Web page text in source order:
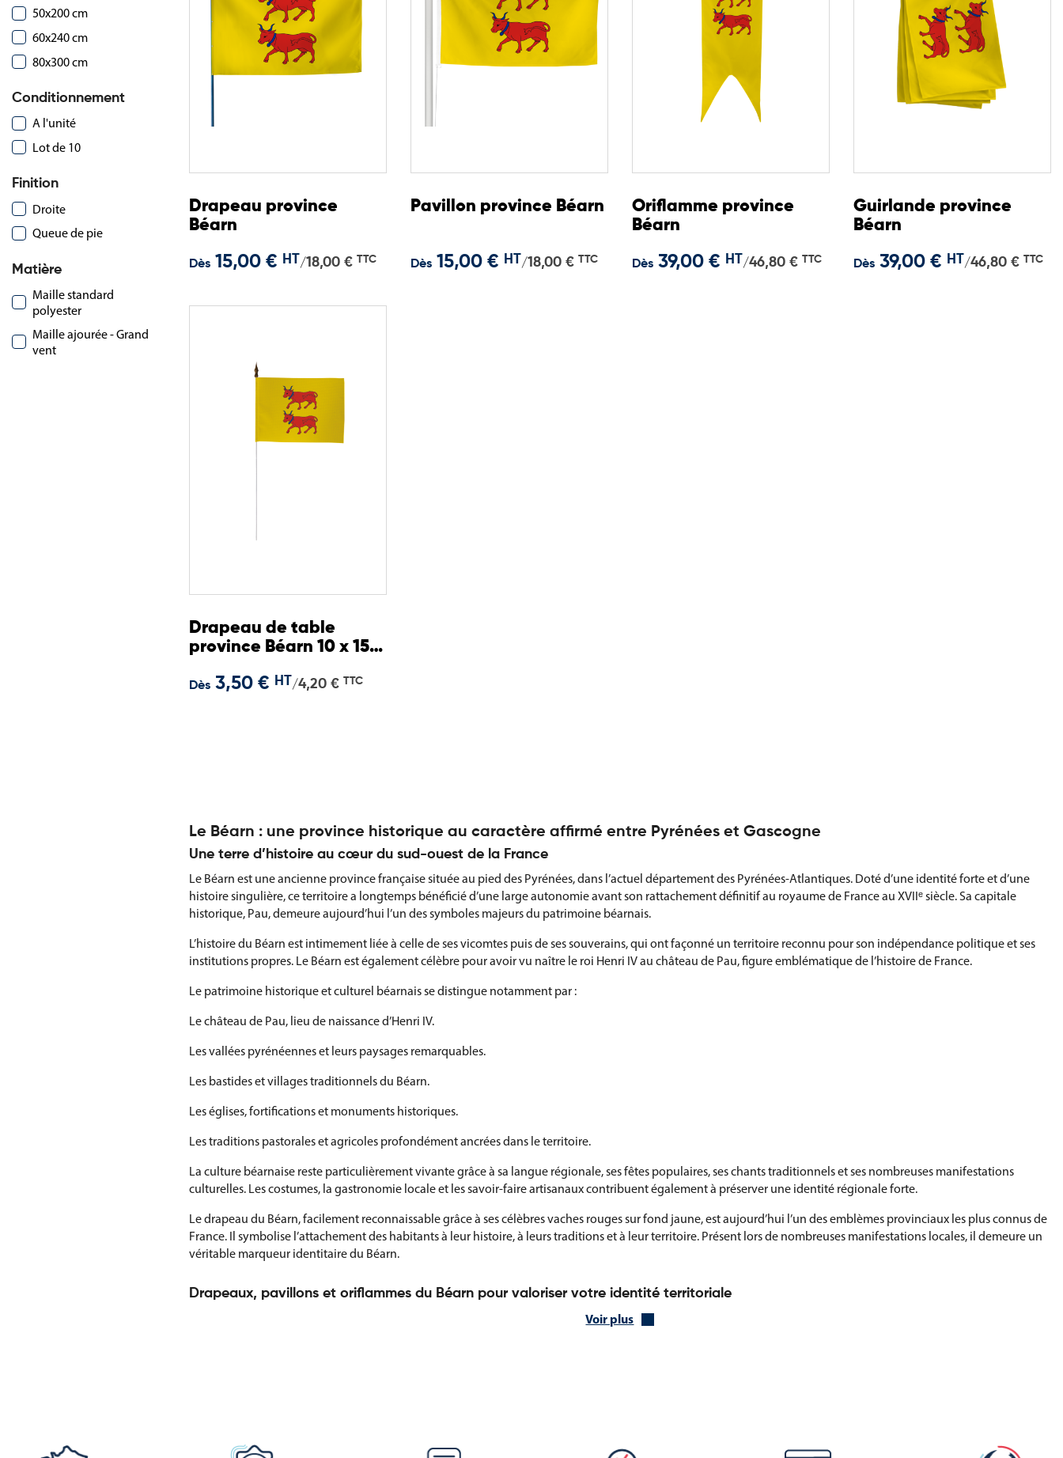
50x200 cm
60x240 cm
80x300 cm
Conditionnement
A l'unité
Lot de 10
Finition
Droite
Queue de pie
Matière
Maille standard
polyester
Maille ajourée - Grand
vent
Drapeau province
Béarn
Dès 15,00 € HT/18,00 € TTC
Pavillon province Béarn
Dès 15,00 € HT/18,00 € TTC
Oriflamme province
Béarn
Dès 39,00 € HT/46,80 € TTC
Guirlande province
Béarn
Dès 39,00 € HT/46,80 € TTC
Drapeau de table
province Béarn 10 x 15
Dès 3,50 € HT /4,20 € TTC
Le Béarn : une province historique au caractère affirmé entre Pyrénées et Gascogne
Une terre d’histoire au cœur du sud-ouest de la France
Le Béarn est une ancienne province française située au pied des Pyrénées, dans l’actuel département des Pyrénées-Atlantiques. Doté d’une identité forte et d’une
histoire singulière, ce territoire a longtemps bénéficié d’une large autonomie avant son rattachement définitif au royaume de France au XVIIᵉ siècle. Sa capitale
historique, Pau, demeure aujourd’hui l’un des symboles majeurs du patrimoine béarnais.
L’histoire du Béarn est intimement liée à celle de ses vicomtes puis de ses souverains, qui ont façonné un territoire reconnu pour son indépendance politique et ses
institutions propres. Le Béarn est également célèbre pour avoir vu naître le roi Henri IV au château de Pau, figure emblématique de l’histoire de France.
Le patrimoine historique et culturel béarnais se distingue notamment par :
Le château de Pau, lieu de naissance d’Henri IV.
Les vallées pyrénéennes et leurs paysages remarquables.
Les bastides et villages traditionnels du Béarn.
Les églises, fortifications et monuments historiques.
Les traditions pastorales et agricoles profondément ancrées dans le territoire.
La culture béarnaise reste particulièrement vivante grâce à sa langue régionale, ses fêtes populaires, ses chants traditionnels et ses nombreuses manifestations
culturelles. Les costumes, la gastronomie locale et les savoir-faire artisanaux contribuent également à préserver une identité régionale forte.
Le drapeau du Béarn, facilement reconnaissable grâce à ses célèbres vaches rouges sur fond jaune, est aujourd’hui l’un des emblèmes provinciaux les plus connus de
France. Il symbolise l’attachement des habitants à leur histoire, à leurs traditions et à leur territoire. Présent lors de nombreuses manifestations locales, il demeure un
véritable marqueur identitaire du Béarn.
Drapeaux, pavillons et oriflammes du Béarn pour valoriser votre identité territoriale
Cette catégorie regroupe différents produits permettant d'afficher les couleurs et les symboles du Béarn dans un cadre institutionnel, associatif, culturel ou
Voir plus